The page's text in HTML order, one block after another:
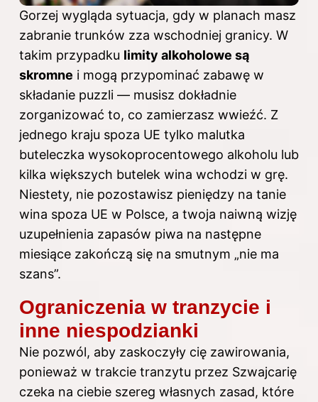
Gorzej wygląda sytuacja, gdy w planach masz
zabranie trunków zza wschodniej granicy. W
takim przypadku limity alkoholowe są
skromne i mogą przypominać zabawę w
składanie puzzli — musisz dokładnie
zorganizować to, co zamierzasz wwieźć. Z
jednego kraju spoza UE tylko malutka
buteleczka wysokoprocentowego alkoholu lub
kilka większych butelek wina wchodzi w grę.
Niestety, nie pozostawisz pieniędzy na tanie
wina spoza UE w Polsce, a twoja naiwną wizję
uzupełnienia zapasów piwa na następne
miesiące zakończą się na smutnym „nie ma
szans”.
Ograniczenia w tranzycie i
inne niespodzianki
Nie pozwól, aby zaskoczyły cię zawirowania,
ponieważ w trakcie tranzytu przez Szwajcarię
czeka na ciebie szereg własnych zasad, które